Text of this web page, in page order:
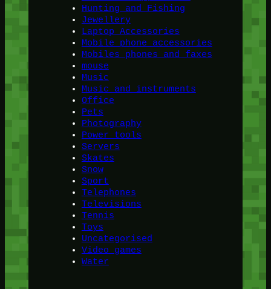
Hunting and Fishing
Jewellery
Laptop Accessories
Mobile phone accessories
Mobiles phones and faxes
mouse
Music
Music and instruments
Office
Pets
Photography
Power tools
Servers
Skates
Snow
Sport
Telephones
Televisions
Tennis
Toys
Uncategorised
Video games
Water